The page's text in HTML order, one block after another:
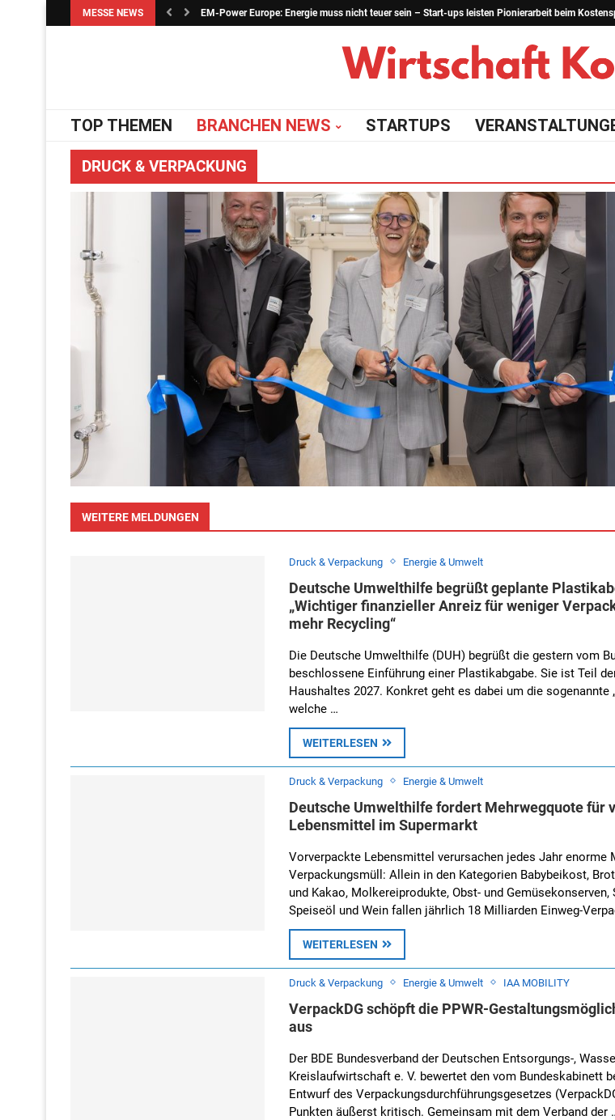
MESSE NEWS EM-Power Europe: Energie muss nicht teuer sein – Start-ups leisten Pionierarbeit beim
TOP THEMEN BRANCHEN NEWS STARTUPS
DRUCK & VERPACKUNG
WEITERE MELDUNGEN
Druck & Verpackung Energie & Umwelt
Deutsche Umwelthilfe begrüßt geplante
„Wichtiger finanzieller Anreiz für weniger
mehr Recycling“
Die Deutsche Umwelthilfe (DUH) begrüßt die gestern vom
beschlossene Einführung einer Plastikabgabe. Sie ist Teil
Haushaltes 2027. Konkret geht es dabei um die sogenannte
welche …
WEITERLESEN
Druck & Verpackung Energie & Umwelt
Deutsche Umwelthilfe fordert Mehrwegquote für
Lebensmittel im Supermarkt
Vorverpackte Lebensmittel verursachen jedes Jahr enorme
Verpackungsmüll: Allein in den Kategorien Babybeikost,
und Kakao, Molkereiprodukte, Obst- und Gemüsekonserven,
Speiseöl und Wein fallen jährlich 18 Milliarden Einweg-
WEITERLESEN
Druck & Verpackung Energie & Umwelt IAA MOBILITY
VerpackDG schöpft die PPWR-
aus
Der BDE Bundesverband der Deutschen Entsorgungs-,
Kreislaufwirtschaft e. V. bewertet den vom Bundeskabinett
Entwurf des Verpackungsdurchführungsgesetzes
Punkten äußerst kritisch. Gemeinsam mit dem Verband der